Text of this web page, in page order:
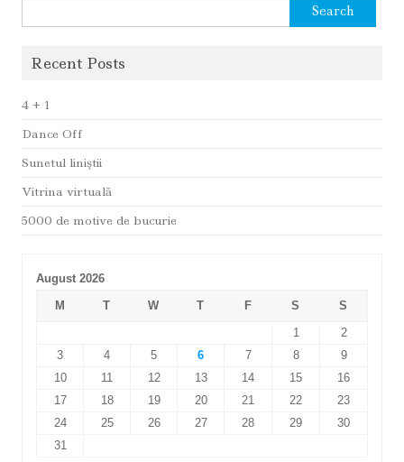
for:
Recent Posts
4 + 1
Dance Off
Sunetul liniştii
Vitrina virtuală
5000 de motive de bucurie
August 2026
M
T W T F S
S
1
2
3
4 5 6 7 8
9
10
11 12 13 14 15
16
17
18 19 20 21 22
23
24
25 26 27 28 29
30
31